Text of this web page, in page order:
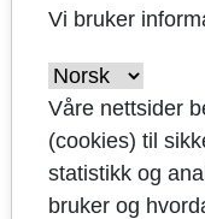
visjon,
hovedmål,
delmål og
strategier
Vi bruker
Våre nettsider
(cookies) til
statistikk og
bruker og